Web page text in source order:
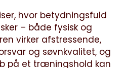
hvor betydningsfuld
– både fysisk og
virker afstressende,
og søvnkvalitet, og
på et træningshold kan